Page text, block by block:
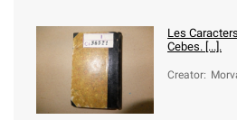
Les
Cebes. [...].
Creator: